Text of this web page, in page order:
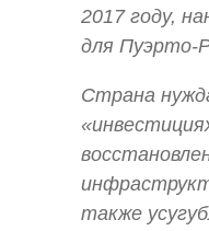
2017 году,
для Пуэрто-
Страна
также